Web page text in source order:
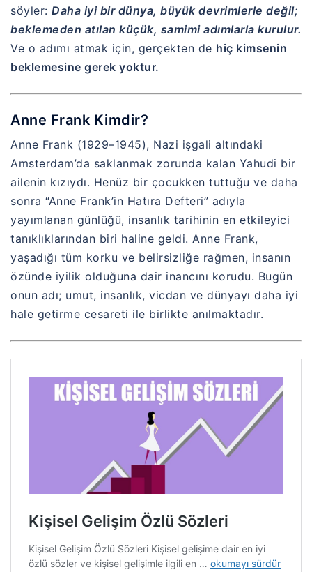
söyler: Daha iyi bir dünya, büyük devrimlerle değil;
beklemeden atılan küçük, samimi adımlarla kurulur.
Ve o adımı atmak için, gerçekten de hiç kimsenin
beklemesine gerek yoktur.
Anne Frank Kimdir?
Anne Frank (1929–1945), Nazi işgali altındaki
Amsterdam’da saklanmak zorunda kalan Yahudi bir
ailenin kızıydı. Henüz bir çocukken tuttuğu ve daha
sonra “Anne Frank’in Hatıra Defteri” adıyla
yayımlanan günlüğü, insanlık tarihinin en etkileyici
tanıklıklarından biri haline geldi. Anne Frank,
yaşadığı tüm korku ve belirsizliğe rağmen, insanın
özünde iyilik olduğuna dair inancını korudu. Bugün
onun adı; umut, insanlık, vicdan ve dünyayı daha iyi
hale getirme cesareti ile birlikte anılmaktadır.